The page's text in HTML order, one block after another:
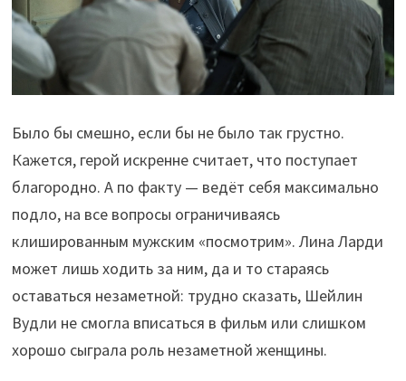
Было бы смешно, если бы не было так грустно.
Кажется, герой искренне считает, что поступает
благородно. А по факту — ведёт себя максимально
подло, на все вопросы ограничиваясь
клишированным мужским «посмотрим». Лина Ларди
может лишь ходить за ним, да и то стараясь
оставаться незаметной: трудно сказать, Шейлин
Вудли не смогла вписаться в фильм или слишком
хорошо сыграла роль незаметной женщины.